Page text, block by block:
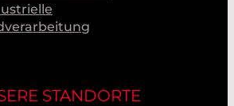
STANDORTE